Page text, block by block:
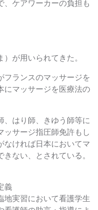
、ケアワーカーの負担も
が用いられてきた。
フランスのマッサージを
にマッサージを医療法の
、はり師、きゆう師等に
ッサージ指圧師免許もし
なければ日本においてマ
ない、とされている。
義
地実習において看護学生